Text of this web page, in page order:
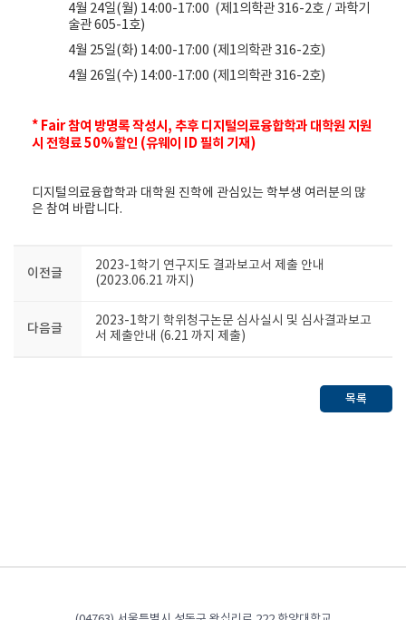
4월 24일(월) 14:00-17:00 (제1의학관 316-2호 / 과학기
술관 605-1호)
4월 25일(화) 14:00-17:00 (제1의학관 316-2호)
4월 26일(수) 14:00-17:00 (제1의학관 316-2호)
* Fair 참여 방명록 작성시, 추후 디지털의료융합학과 대학원 지원
시 전형료 50%할인 (유웨이 ID 필히 기재)
디지털의료융합학과 대학원 진학에 관심있는 학부생 여러분의 많
은 참여 바랍니다.
이전글
2023-1학기 연구지도 결과보고서 제출 안내
(2023.06.21 까지)
다음글
2023-1학기 학위청구논문 심사실시 및 심사결과보고
서 제출안내 (6.21 까지 제출)
목록